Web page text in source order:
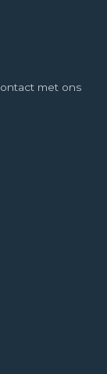
met ons